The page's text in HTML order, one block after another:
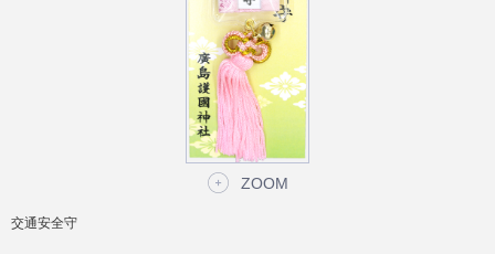
ZOOM
交通安全守